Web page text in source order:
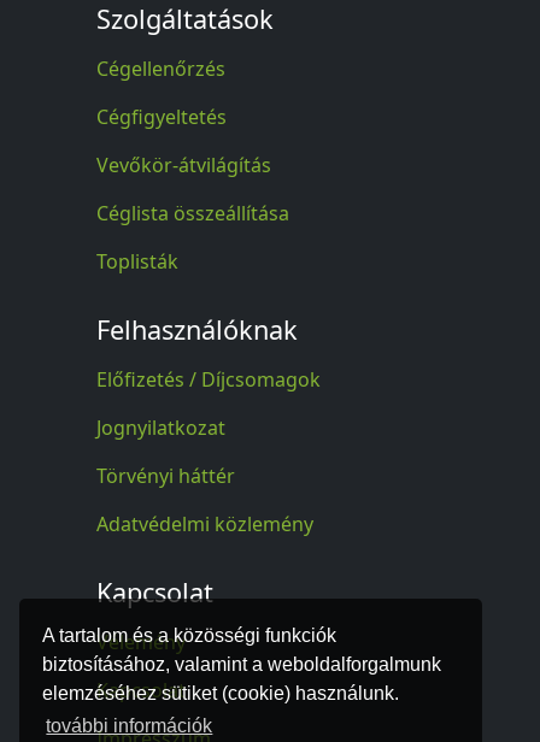
A tartalom és a közösségi funkciók
biztosításához, valamint a weboldalforgalmunk
elemzéséhez sütiket (cookie) használunk.
további információk
Szolgáltatások
Cégellenőrzés
Cégfigyeltetés
Vevőkör-átvilágítás
Céglista összeállítása
Toplisták
Felhasználóknak
Előfizetés / Díjcsomagok
Jognyilatkozat
Törvényi háttér
Adatvédelmi közlemény
Kapcsolat
Vélemény
Kapcsolat